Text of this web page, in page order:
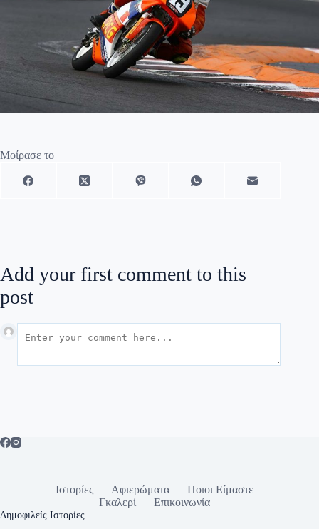
Μοίρασε το
Add your first comment to this
post
Ιστορίες Αφιερώματα
Ποιοι Είμαστε
Γκαλερί
Επικοινωνία
Δημοφιλείς Ιστορίες